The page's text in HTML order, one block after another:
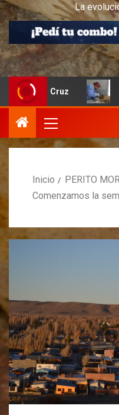
La
Cruz Quedan
Inicio
PERITO
Comenzamos la